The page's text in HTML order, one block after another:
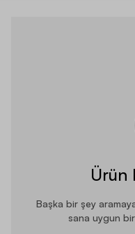
Ürün
Başka bir şey
sana uygun